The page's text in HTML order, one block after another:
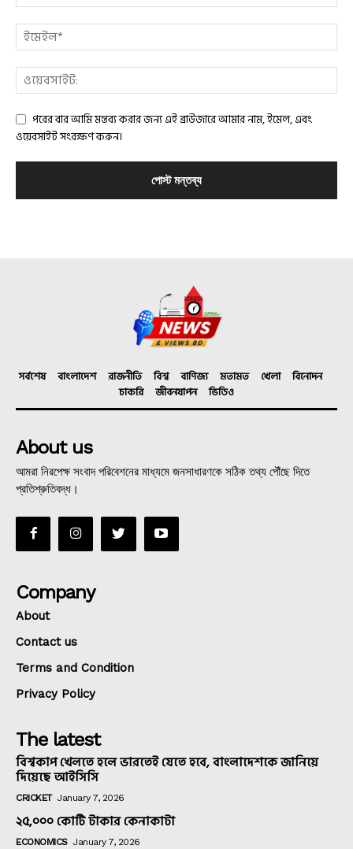
পরের বার আমি মন্তব্য করার জন্য এই ব্রাউজারে আমার নাম, ইমেল, এবং
ওয়েবসাইট সংরক্ষণ করুন।
সর্বশেষ বাংলাদেশ রাজনীতি বিশ্ব বাণিজ্য মতামত খেলা
বিনোদন
চাকরি
জীবনযাপন ভিডিও
About us
আমরা নিরপেক্ষ সংবাদ পরিবেশনের মাধ্যমে জনসাধারণকে সঠিক তথ্য পৌঁছে দিতে
প্রতিশ্রুতিবদ্ধ।
Company
About
Contact us
Terms and Condition
Privacy Policy
The latest
বিশ্বকাপ খেলতে হলে ভারতেই যেতে হবে, বাংলাদেশকে জানিয়ে
দিয়েছে আইসিসি
CRICKET January 7, 2026
২৫,০০০ কোটি টাকার কেনাকাটা
ECONOMICS January 7, 2026